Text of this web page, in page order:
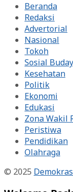
Beranda
Redaksi
Advertorial
Nasional
Tokoh
Sosial
Kesehatan
Politik
Ekonomi
Edukasi
Zona Wakil
Peristiwa
Pendidikan
Olahraga
© 2025